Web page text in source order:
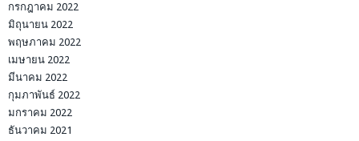
กรกฎาคม 2022
มิถุนายน 2022
พฤษภาคม 2022
เมษายน 2022
มีนาคม 2022
กุมภาพันธ์ 2022
มกราคม 2022
ธันวาคม 2021